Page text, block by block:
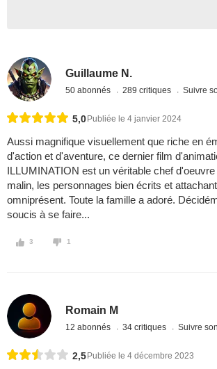
Guillaume N.
50 abonnés 289 critiques Suivre
5,0 Publiée le 4 janvier 2024
Aussi magnifique visuellement que riche en
d'action et d'aventure, ce dernier film
ILLUMINATION est un véritable chef
malin, les personnages bien écrits et
omniprésent. Toute la famille a adoré.
soucis à se faire...
3 1
Romain M
12 abonnés 34 critiques Suivre
2,5 Publiée le 4 décembre 2023